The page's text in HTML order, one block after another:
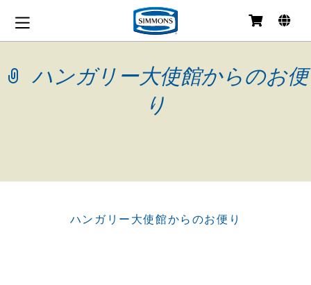
ン
ツ
ハンガリー大使館からのお便
り
ハンガリー大使館からのお便り